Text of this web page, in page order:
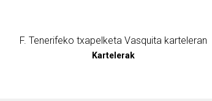
F. Tenerifeko txapelketa Vasquita karteleran
Kartelerak